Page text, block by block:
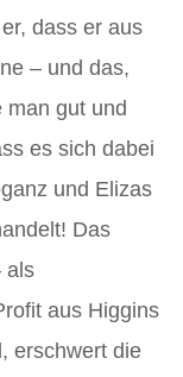
dass er aus
– und das,
man gut und
es sich dabei
und Elizas
Das
als
aus Higgins
erschwert die